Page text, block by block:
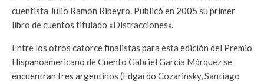
cuentista Julio Ramón Ribeyro. Publicó en 2005 su primer
libro de cuentos titulado «Distracciones».
Entre los otros catorce finalistas para esta edición del Premio
Hispanoamericano de Cuento Gabriel García Márquez se
encuentran tres argentinos (Edgardo Cozarinsky, Santiago